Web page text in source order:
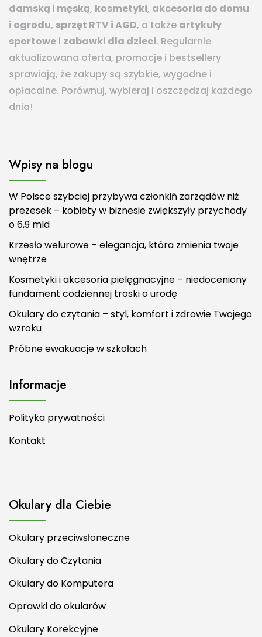
damską i męską, kosmetyki, akcesoria do domu
i ogrodu, sprzęt RTV i AGD, a także artykuły
sportowe i zabawki dla dzieci. Regularnie
aktualizowana oferta, promocje i bestsellery
sprawiają, że zakupy są szybkie, wygodne i
opłacalne. Porównuj, wybieraj i oszczędzaj każdego
dnia!
Wpisy na blogu
W Polsce szybciej przybywa członkiń zarządów niż
prezesek – kobiety w biznesie zwiększyły przychody
o 6,9 mld
Krzesło welurowe – elegancja, która zmienia twoje
wnętrze
Kosmetyki i akcesoria pielęgnacyjne – niedoceniony
fundament codziennej troski o urodę
Okulary do czytania – styl, komfort i zdrowie Twojego
wzroku
Próbne ewakuacje w szkołach
Informacje
Polityka prywatności
Kontakt
Okulary dla Ciebie
Okulary przeciwsłoneczne
Okulary do Czytania
Okulary do Komputera
Oprawki do okularów
Okulary Korekcyjne